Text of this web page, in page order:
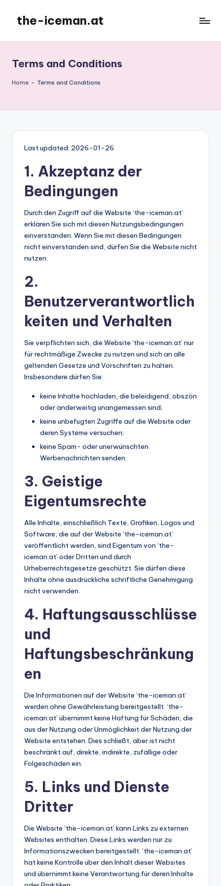
content
the-iceman.at
Terms and Conditions
Home - Terms and Conditions
Last updated: 2026-01-26
1. Akzeptanz der
Bedingungen
Durch den Zugriff auf die Website ‘the-iceman.at’
erklären Sie sich mit diesen Nutzungsbedingungen
einverstanden. Wenn Sie mit diesen Bedingungen
nicht einverstanden sind, dürfen Sie die Website nicht
nutzen.
2.
Benutzerverantwortlich
keiten und Verhalten
Sie verpflichten sich, die Website ‘the-iceman.at’ nur
für rechtmäßige Zwecke zu nutzen und sich an alle
geltenden Gesetze und Vorschriften zu halten.
Insbesondere dürfen Sie:
keine Inhalte hochladen, die beleidigend, obszön
oder anderweitig unangemessen sind;
keine unbefugten Zugriffe auf die Website oder
deren Systeme versuchen;
keine Spam- oder unerwünschten
Werbenachrichten senden.
3. Geistige
Eigentumsrechte
Alle Inhalte, einschließlich Texte, Grafiken, Logos und
Software, die auf der Website ‘the-iceman.at’
veröffentlicht werden, sind Eigentum von ‘the-
iceman.at’ oder Dritten und durch
Urheberrechtsgesetze geschützt. Sie dürfen diese
Inhalte ohne ausdrückliche schriftliche Genehmigung
nicht verwenden.
4. Haftungsausschlüsse
und
Haftungsbeschränkung
en
Die Informationen auf der Website ‘the-iceman.at’
werden ohne Gewährleistung bereitgestellt. ‘the-
iceman.at’ übernimmt keine Haftung für Schäden, die
aus der Nutzung oder Unmöglichkeit der Nutzung der
Website entstehen. Dies schließt, aber ist nicht
beschränkt auf, direkte, indirekte, zufällige oder
Folgeschäden ein.
5. Links und Dienste
Dritter
Die Website ‘the-iceman.at’ kann Links zu externen
Websites enthalten. Diese Links werden nur zu
Informationszwecken bereitgestellt. ‘the-iceman.at’
hat keine Kontrolle über den Inhalt dieser Websites
und übernimmt keine Verantwortung für deren Inhalte